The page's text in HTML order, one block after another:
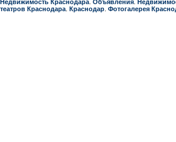
Недвижимость Краснодара Объявления
театров Краснодара Краснодар Фотогалерея